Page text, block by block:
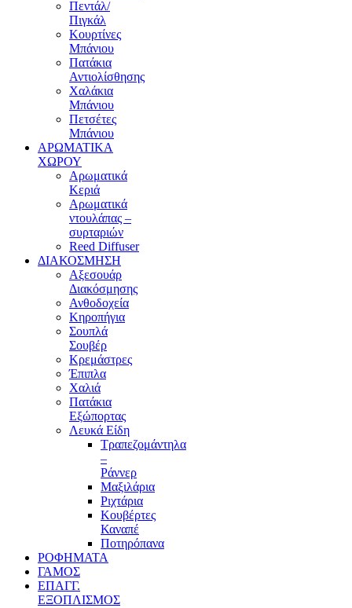
Πεντάλ/
Πιγκάλ
Κουρτίνες
Μπάνιου
Πατάκια
Αντιολίσθησης
Χαλάκια
Μπάνιου
Πετσέτες
Μπάνιου
ΑΡΩΜΑΤΙΚΑ
ΧΩΡΟΥ
Αρωματικά
Κεριά
Αρωματικά
ντουλάπας –
συρταριών
Reed Diffuser
ΔΙΑΚΟΣΜΗΣΗ
Αξεσουάρ
Διακόσμησης
Ανθοδοχεία
Κηροπήγια
Σουπλά
Σουβέρ
Κρεμάστρες
Έπιπλα
Χαλιά
Πατάκια
Εξώπορτας
Λευκά Είδη
Τραπεζομάντηλα
–
Ράννερ
Μαξιλάρια
Ριχτάρια
Κουβέρτες
Καναπέ
Ποτηρόπανα
ΡΟΦΗΜΑΤΑ
ΓΑΜΟΣ
ΕΠΑΓΓ.
ΕΞΟΠΛΙΣΜΟΣ